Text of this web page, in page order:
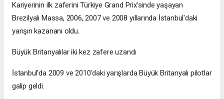
Kariyerinin ilk zaferini Türkiye Grand Prix'sinde yaşayan
Brezilyalı Massa, 2006, 2007 ve 2008 yıllarında İstanbul'daki
yarışın kazananı oldu.
Büyük Britanyalılar iki kez zafere uzandı
İstanbul'da 2009 ve 2010'daki yarışlarda Büyük Britanyalı pilotlar
galip geldi.